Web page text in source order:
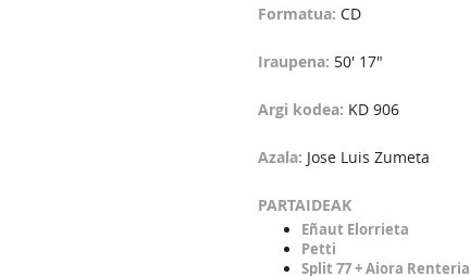
Formatua: CD
Iraupena: 50' 17"
Argi kodea: KD 906
Azala: Jose Luis Zumeta
PARTAIDEAK
Eñaut Elorrieta
Petti
Split 77 + Aiora Renteria